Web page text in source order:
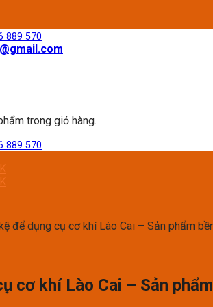
889 570
trong giỏ hàng.
889 570
để dụng cụ cơ khí Lào Cai – Sản phẩm
cơ khí Lào Cai – Sản